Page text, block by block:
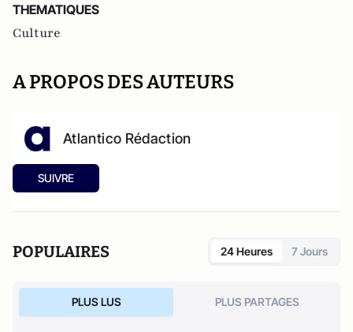
THEMATIQUES
Culture
A PROPOS DES AUTEURS
Atlantico Rédaction
SUIVRE
POPULAIRES 24 Heures 7 Jours
PLUS LUS PLUS PARTAGES